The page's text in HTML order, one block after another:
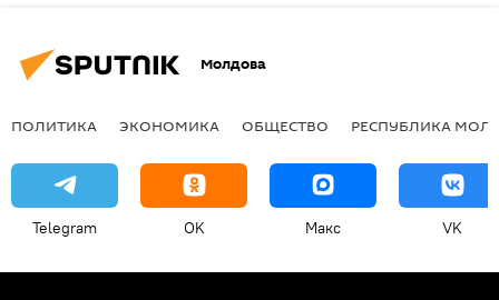
Молдова
ПОЛИТИКА ЭКОНОМИКА ОБЩЕСТВО РЕСПУБЛИКА
Telegram OK Макс VK